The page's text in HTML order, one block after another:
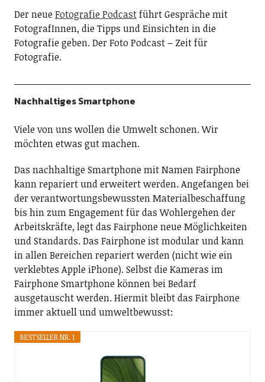
Der neueFotografie Podcastführt Gespräche mit
FotografInnen, die Tipps und Einsichten in die
Fotografie geben. Der Foto Podcast – Zeit für
Fotografie.
Nachhaltiges Smartphone
Viele von uns wollen die Umwelt schonen. Wir
möchten etwas gut machen.
Das nachhaltige Smartphone mit Namen Fairphone
kann repariert und erweitert werden. Angefangen bei
der verantwortungsbewussten Materialbeschaffung
bis hin zum Engagement für das Wohlergehen der
Arbeitskräfte, legt das Fairphone neue Möglichkeiten
und Standards. Das Fairphone ist modular und kann
in allen Bereichen repariert werden (nicht wie ein
verklebtes Apple iPhone). Selbst die Kameras im
Fairphone Smartphone können bei Bedarf
ausgetauscht werden. Hiermit bleibt das Fairphone
immer aktuell und umweltbewusst:
BESTSELLER NR. 1